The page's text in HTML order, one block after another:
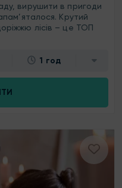
вирушити в пригоди
Крутий
лісів – це ТОП
1 год